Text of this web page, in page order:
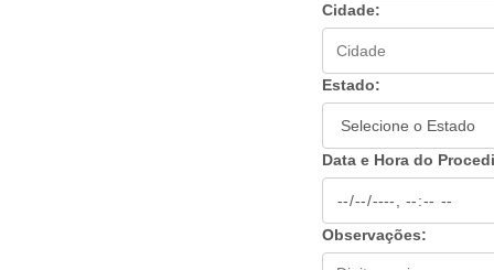
Cidade:
Estado:
Data e Hora do
Observações: